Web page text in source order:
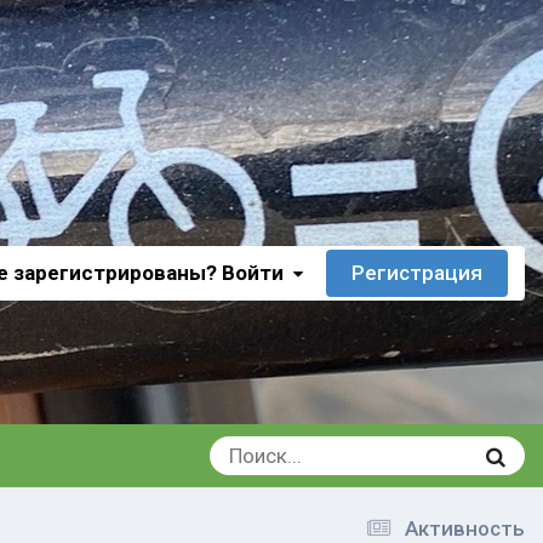
зарегистрированы? Войти Регистрация
Активность